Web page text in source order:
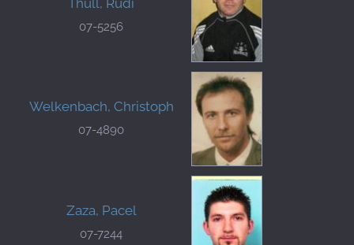
07-5256
Welkenbach, Christoph
07-4890
Zaza, Pacel
07-7244